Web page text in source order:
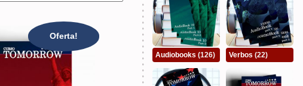
Oferta!
Audiobooks (126) Verbos (22)